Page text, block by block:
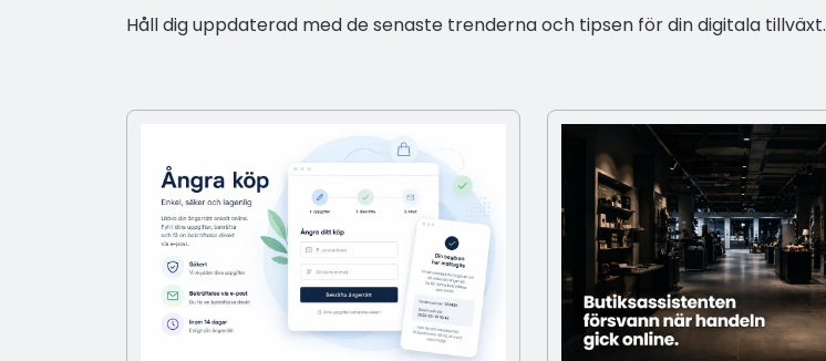
Håll dig uppdaterad med de senaste trenderna och tipsen för din digitala tillväxt.